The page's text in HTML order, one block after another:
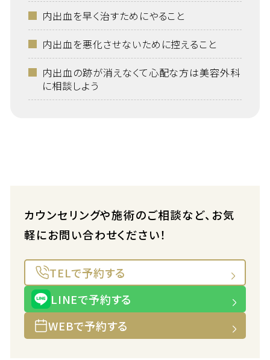
内出血を早く治すためにやること
内出血を悪化させないために控えること
内出血の跡が消えなくて心配な方は美容外科
に相談しよう
カウンセリングや施術のご相談など、お気
軽にお問い合わせください！
TELで予約する
LINEで予約する
WEBで予約する